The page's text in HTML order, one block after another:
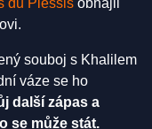
du Plessis obhájil
souboj s Khalilem
váze se ho
další zápas a
se může stát.